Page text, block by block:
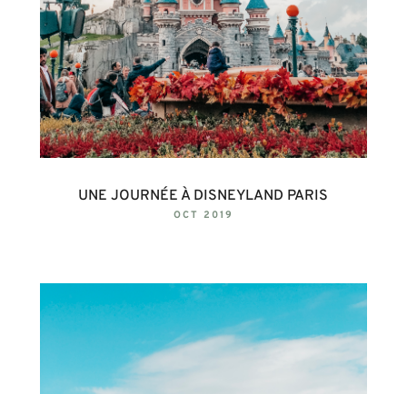
UNE JOURNÉE À DISNEYLAND PARIS
OCT 2019